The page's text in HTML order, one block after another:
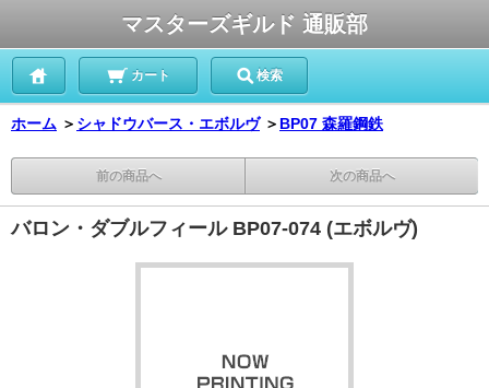
マスターズギルド 通販部
カート 検索
ホーム ＞ シャドウバース・エボルヴ ＞ BP07 森羅鋼鉄
前の商品へ 次の商品へ
バロン・ダブルフィール BP07-074 (エボルヴ)